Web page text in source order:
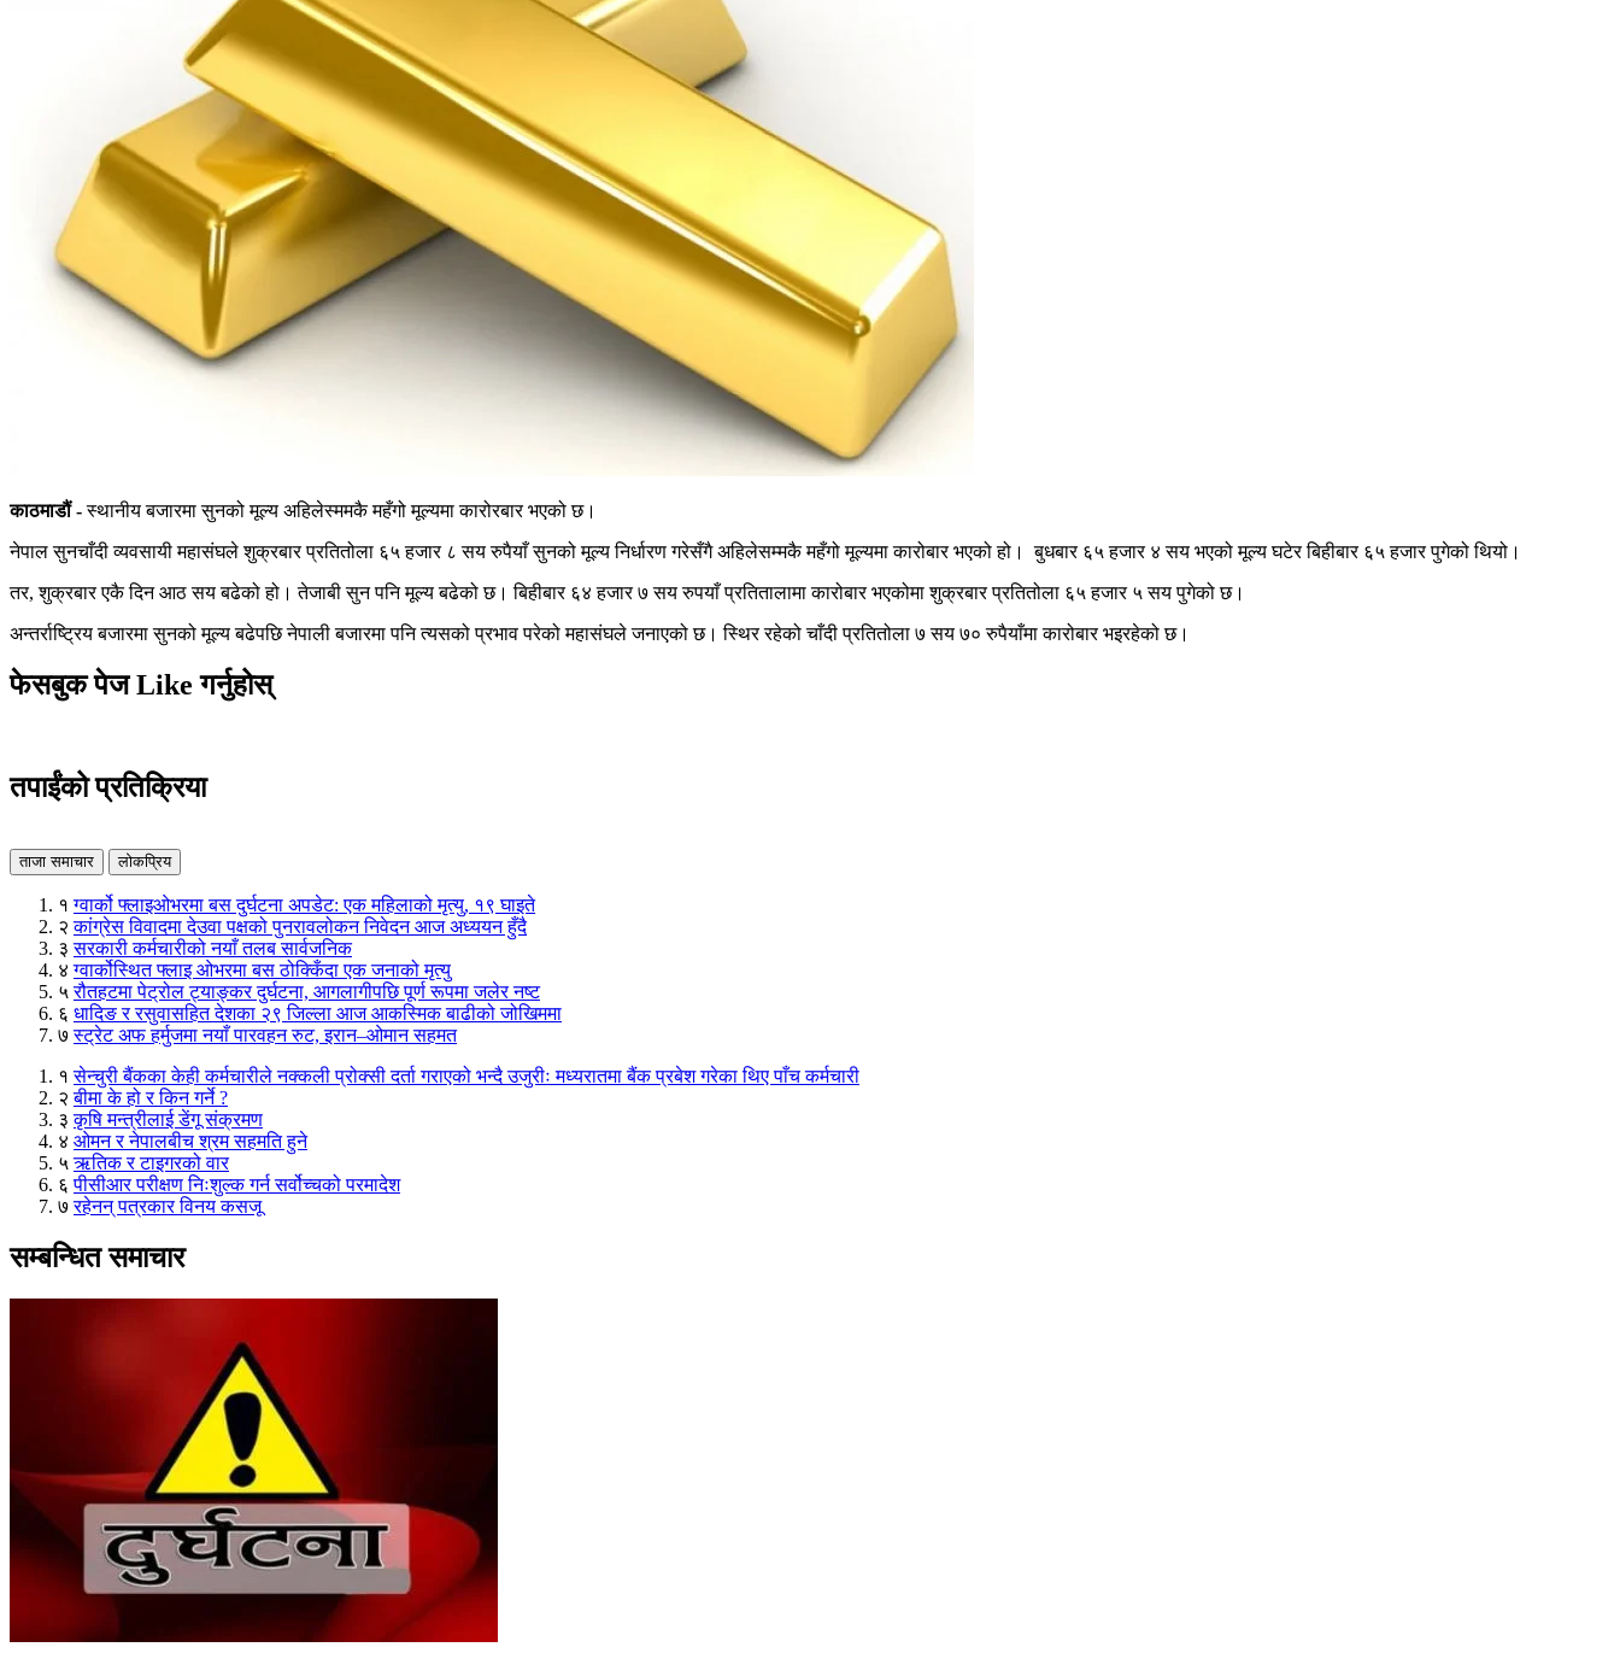
काठमाडौं -स्थानीय बजारमा सुनको मूल्य अहिलेस्ममकै महँगो मूल्यमा कारोरबार भएको छ।
नेपाल सुनचाँदी व्यवसायी महासंघले शुक्रबार प्रतितोला ६५ हजार ८ सय रुपैयाँ सुनको मूल्य निर्धारण गरेसँगै अहिलेसम्मकै महँगो मूल्यमा कारोबार भएको हो। बुधबार ६५ हजार ४ सय भएको मूल्य घटेर बिहीबार ६५ हजार पुगेको थियो।
तर, शुक्रबार एकै दिन आठ सय बढेको हो। तेजाबी सुन पनि मूल्य बढेको छ। बिहीबार ६४ हजार ७ सय रुपयाँ प्रतितालामा कारोबार भएकोमा शुक्रबार प्रतितोला ६५ हजार ५ सय पुगेको छ।
अन्तर्राष्ट्रिय बजारमा सुनको मूल्य बढेपछि नेपाली बजारमा पनि त्यसको प्रभाव परेको महासंघले जनाएको छ। स्थिर रहेको चाँदी प्रतितोला ७ सय ७० रुपैयाँमा कारोबार भइरहेको छ।
फेसबुक पेज Like गर्नुहोस्
तपाईंको प्रतिक्रिया
ताजा समाचार लोकप्रिय
१ ग्वार्को फ्लाइओभरमा बस दुर्घटना अपडेट: एक महिलाको मृत्यु, १९ घाइते
२ कांग्रेस विवादमा देउवा पक्षको पुनरावलोकन निवेदन आज अध्ययन हुँदै
३ सरकारी कर्मचारीको नयाँ तलब सार्वजनिक
४ ग्वार्कोस्थित फ्लाइ ओभरमा बस ठोक्किँदा एक जनाको मृत्यु
५ रौतहटमा पेट्रोल ट्याङ्कर दुर्घटना, आगलागीपछि पूर्ण रूपमा जलेर नष्ट
६ धादिङ र रसुवासहित देशका २९ जिल्ला आज आकस्मिक बाढीको जोखिममा
७ स्ट्रेट अफ हर्मुजमा नयाँ पारवहन रुट, इरान–ओमान सहमत
१ सेन्चुरी बैंकका केही कर्मचारीले नक्कली प्रोक्सी दर्ता गराएको भन्दै उजुरीः मध्यरातमा बैंक प्रबेश गरेका थिए पाँच कर्मचारी
२ बीमा के हो र किन गर्ने ?
३ कृषि मन्त्रीलाई डेंगू संक्रमण
४ ओमन र नेपालबीच श्रम सहमति हुने
५ ऋतिक र टाइगरको वार
६ पीसीआर परीक्षण निःशुल्क गर्न सर्वोच्चको परमादेश
७ रहेनन् पत्रकार विनय कसजू
सम्बन्धित समाचार